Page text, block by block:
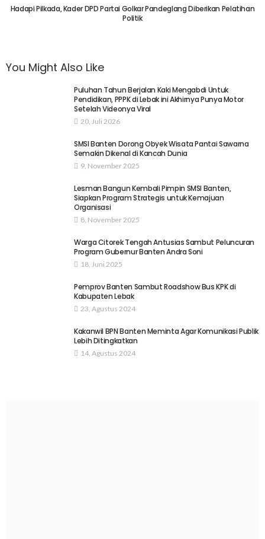
Hadapi Pilkada, Kader DPD Partai Golkar Pandeglang Diberikan Pelatihan
Politik
You Might Also Like
Puluhan Tahun Berjalan Kaki Mengabdi Untuk
Pendidikan, PPPK di Lebak ini Akhirnya Punya Motor
Setelah Videonya Viral
20, Juli 2026
SMSI Banten Dorong Obyek Wisata Pantai Sawarna
Semakin Dikenal di Kancah Dunia
9, November 2025
Lesman Bangun Kembali Pimpin SMSI Banten,
Siapkan Program Strategis untuk Kemajuan
Organisasi
8, November 2025
Warga Citorek Tengah Antusias Sambut Peluncuran
Program Gubernur Banten Andra Soni
18, Juni 2025
Pemprov Banten Sambut Roadshow Bus KPK di
Kabupaten Lebak
23, Agustus 2024
Kakanwil BPN Banten Meminta Agar Komunikasi Publik
Lebih Ditingkatkan
14, Agustus 2024